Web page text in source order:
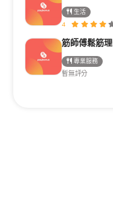
生活
4
專業服務
暫無評分